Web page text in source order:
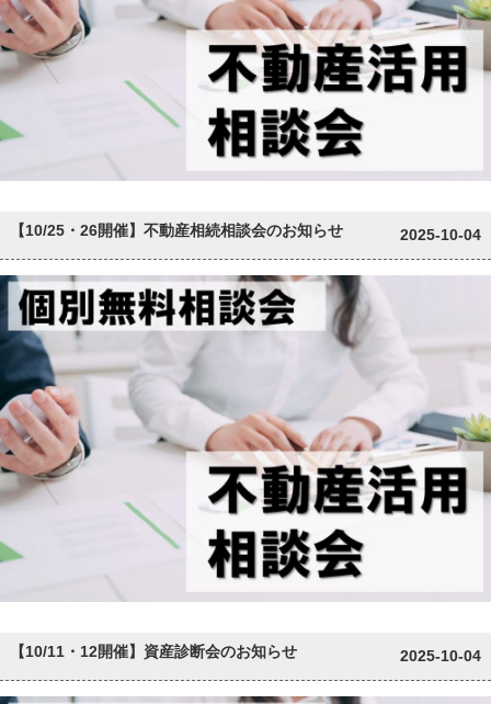
【10/25・26開催】不動産相続相談会のお知らせ 2025-10-04
【10/11・12開催】資産診断会のお知らせ 2025-10-04